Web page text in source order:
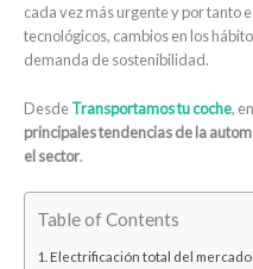
cada vez más urgente y por tanto
tecnológicos, cambios en los
demanda de sostenibilidad.
DesdeTransportamos tu coche,
principales tendencias de la
el sector.
Table of Contents
Electrificación total del mercado